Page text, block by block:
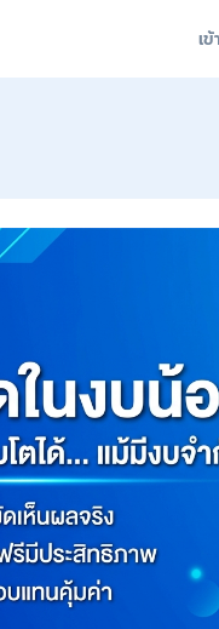
เ